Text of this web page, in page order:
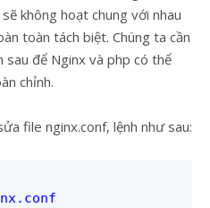
không hoạt chung với nhau
toàn tách biệt. Chúng ta cần
sau để Nginx và php có thể
chỉnh.
file nginx.conf, lệnh như sau: